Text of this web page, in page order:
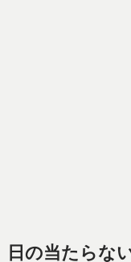
日の当たらな